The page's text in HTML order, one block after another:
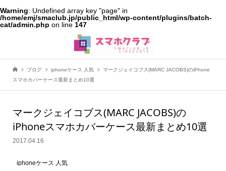
Warning: Undefined array key "page" in
/home/emj/smaclub.jp/public_html/wp-content/plugins/batch-
cat/admin.php on line 147
ブログ iphoneケース 人気
マークジェイコブス(MARC JACOBS)のiPhone
スマホカバーケース最新まとめ10選
マークジェイコブス(MARC JACOBS)の
iPhoneスマホカバーケース最新まとめ10選
2017.04.16
iphoneケース 人気